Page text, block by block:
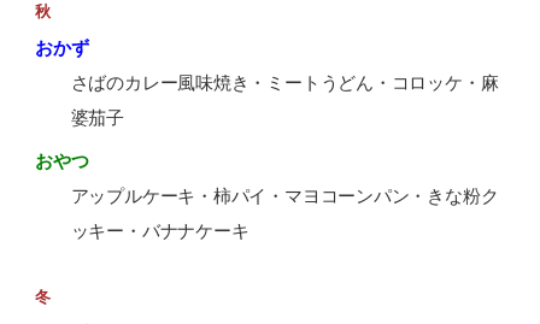
秋
おかず
さばのカレー風味焼き・ミートうどん・コロッケ・麻
婆茄子
おやつ
アップルケーキ・柿パイ・マヨコーンパン・きな粉ク
ッキー・バナナケーキ
冬